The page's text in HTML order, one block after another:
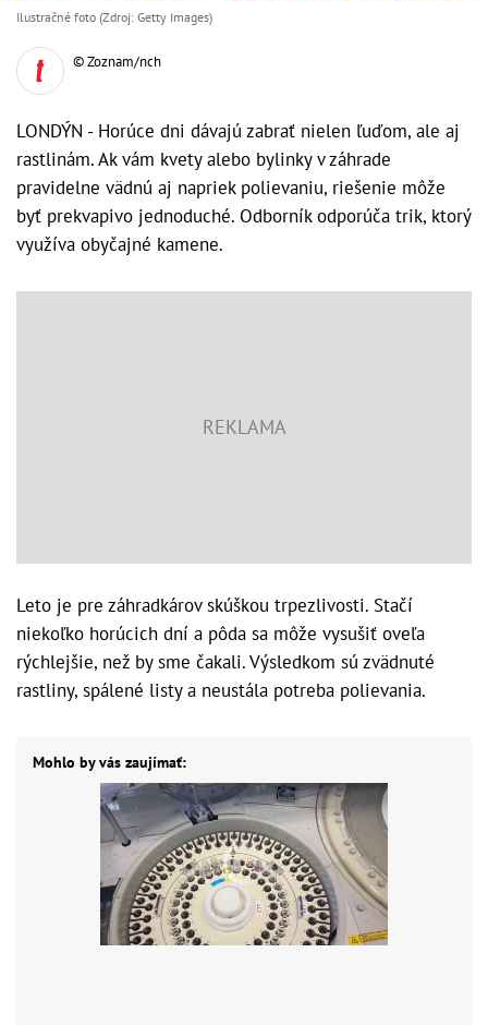
Ilustračné foto (Zdroj: Getty Images)
© Zoznam/nch
LONDÝN - Horúce dni dávajú zabrať nielen ľuďom, ale aj
rastlinám. Ak vám kvety alebo bylinky v záhrade
pravidelne vädnú aj napriek polievaniu, riešenie môže
byť prekvapivo jednoduché. Odborník odporúča trik, ktorý
využíva obyčajné kamene.
Leto je pre záhradkárov skúškou trpezlivosti. Stačí
niekoľko horúcich dní a pôda sa môže vysušiť oveľa
rýchlejšie, než by sme čakali. Výsledkom sú zvädnuté
rastliny, spálené listy a neustála potreba polievania.
Mohlo by vás zaujímať: